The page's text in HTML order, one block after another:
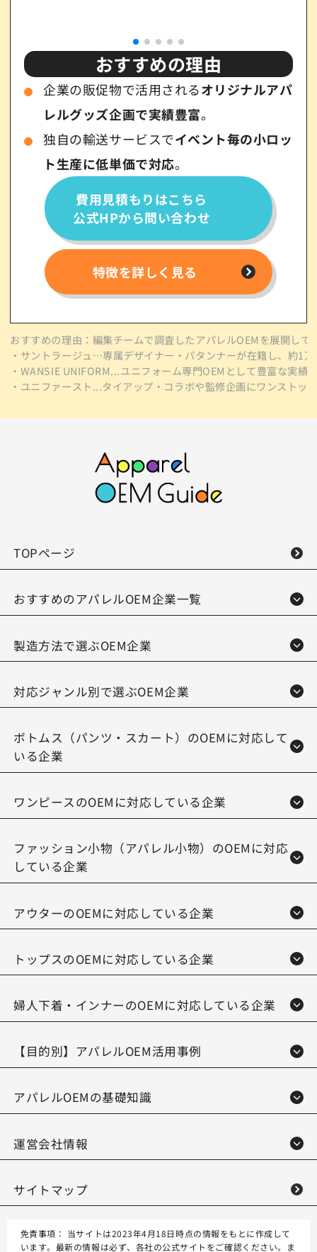
おすすめの理由
企業の販促物で活用されるオリジナルアパ
レルグッズ企画で実績豊富。
独自の輸送サービスでイベント毎の小ロッ
ト生産に低単価で対応。
費用見積もりはこちら
公式HPから問い合わせ
特徴を詳しく見る
おすすめの理由：編集チームで調査したアパレルOEMを展開し
・サントラージュ…専属デザイナー・パタンナーが在籍し、約1
・WANSIE UNIFORM...ユニフォーム専門OEMとして豊富な実績
・ユニファースト...タイアップ・コラボや監修企画にワンスト
TOPページ
おすすめのアパレルOEM企業一覧
製造方法で選ぶOEM企業
対応ジャンル別で選ぶOEM企業
ボトムス（パンツ・スカート）のOEMに対応して
いる企業
ワンピースのOEMに対応している企業
ファッション小物（アパレル小物）のOEMに対応
している企業
アウターのOEMに対応している企業
トップスのOEMに対応している企業
婦人下着・インナーのOEMに対応している企業
【目的別】アパレルOEM活用事例
アパレルOEMの基礎知識
運営会社情報
サイトマップ
免責事項： 当サイトは2023年4月18日時点の情報をもとに作成して
います。最新の情報は必ず、各社の公式サイトをご確認ください。ま